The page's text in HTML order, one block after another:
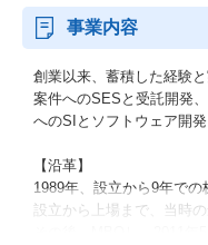
事業内容
創業以来、蓄積した経験
案件へのSESと受託開発
へのSIとソフトウェア開
【沿革】
1989年、設立から9年での
設立から上場まで、当時の